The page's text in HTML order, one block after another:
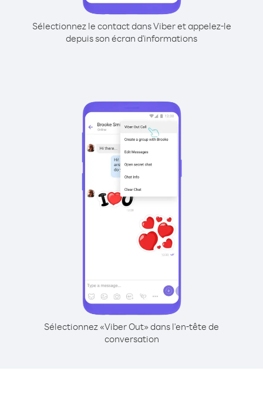
Sélectionnez le contact dans Viber et appelez-le
depuis son écran d'informations
Sélectionnez «Viber Out» dans l'en-tête de
conversation